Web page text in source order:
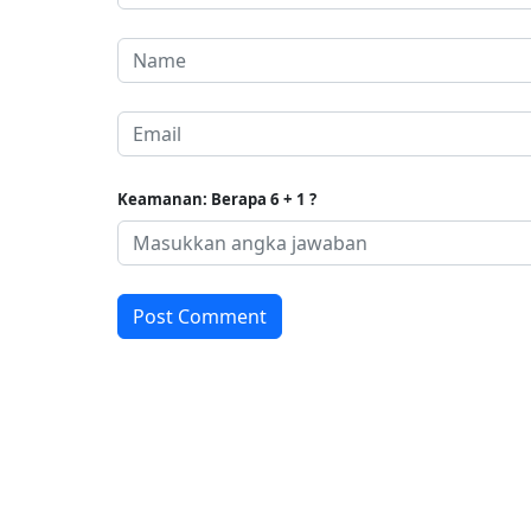
Keamanan: Berapa 6 + 1 ?
Post Comment